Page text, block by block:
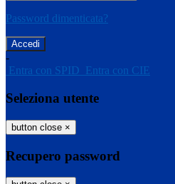
Password dimenticata?
-
Entra con SPID Entra con CIE
Seleziona utente
button close ×
Recupero password